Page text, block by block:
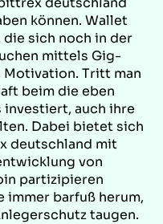
können. Wallet
die sich noch in der
mittels Gig-
Tritt man
beim die eben
investiert, auch ihre
Dabei bietet sich
deutschland mit
von
partizipieren
immer barfuß herum,
taugen.